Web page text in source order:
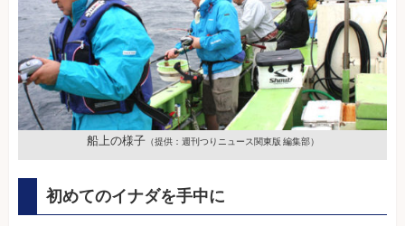
船上の様子（提供：週刊つりニュース関東版 編集部）
初めてのイナダを手中に